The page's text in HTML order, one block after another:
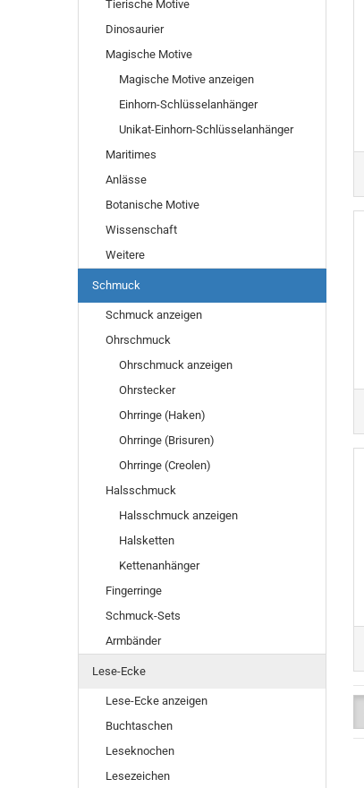
Tierische Motive
Dinosaurier
Magische Motive
Magische Motive anzeigen
Einhorn-Schlüsselanhänger
Unikat-Einhorn-Schlüsselanhänger
Maritimes
Anlässe
Botanische Motive
Wissenschaft
Weitere
Schmuck
Schmuck anzeigen
Ohrschmuck
Ohrschmuck anzeigen
Ohrstecker
Ohrringe (Haken)
Ohrringe (Brisuren)
Ohrringe (Creolen)
Halsschmuck
Halsschmuck anzeigen
Halsketten
Kettenanhänger
Fingerringe
Schmuck-Sets
Armbänder
Lese-Ecke
Lese-Ecke anzeigen
Buchtaschen
Leseknochen
Lesezeichen